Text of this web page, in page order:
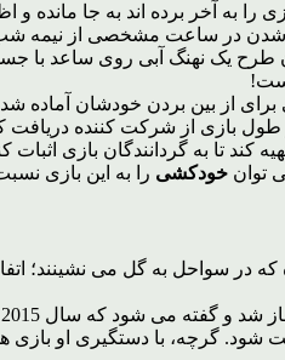
به آخر برده اند به جا مانده و
در ساعت مشخصی از نیمه شب
طرح یک نهنگ آبی روی ساعد
بازی از شرکت کننده دریافت
کند تا به گردانندگان بازی
توان خودکشی را به این بازی
که در سواحل به گل می
شود. گرچه، با دستگیری او بازی